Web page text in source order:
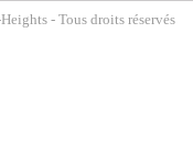
- Tous droits réservés